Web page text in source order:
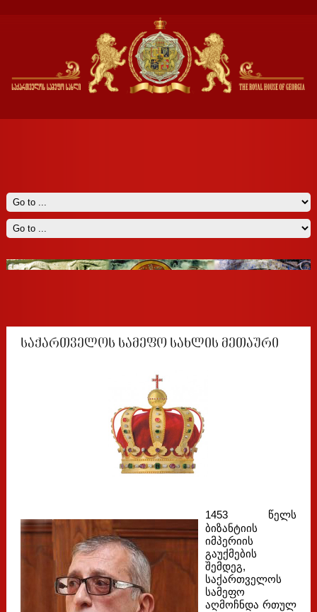
საქართველოს სამეფო სახლის მეთაური
1453 წელს
ბიზანტიის
იმპერიის
გაუქმების
შემდეგ,
საქართველოს
სამეფო
აღმოჩნდა რთულ